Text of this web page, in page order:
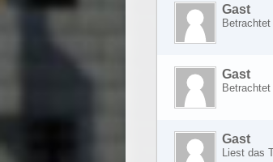
Gast
Gast
Gast
Liest das